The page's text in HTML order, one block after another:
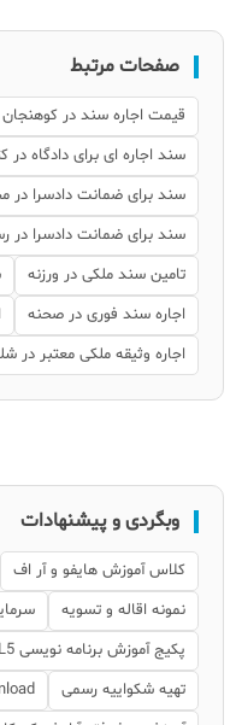
صفحات مرتبط
قیمت اجاره سند در کوهنجان
سند اجاره ای برای دادگاه
سند برای ضمانت دادسرا در
سند برای ضمانت دادسرا در
تامین سند ملکی در ورزنه
اجاره سند فوری در صحنه
اجاره وثیقه ملکی معتبر در
وبگردی و پیشنهادات
کلاس آموزش هایفو و آر اف
نمونه اقاله و تسویه
پکیج آموزش برنامه نویسی MQL5
تهیه شکواییه رسمی